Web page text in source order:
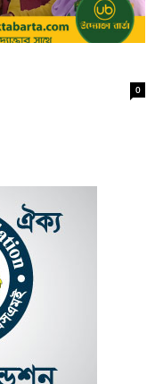
0